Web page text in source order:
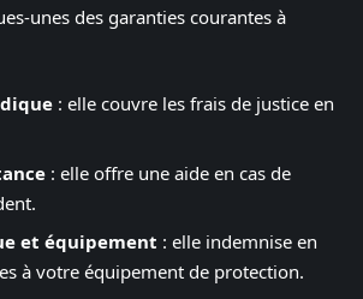
unes des garanties courantes à
: elle couvre les frais de justice en
: elle offre une aide en cas de
et équipement : elle indemnise en
à votre équipement de protection.